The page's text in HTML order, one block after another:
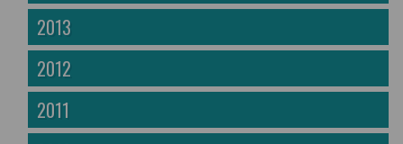
2013
2012
2011